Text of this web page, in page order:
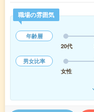
職場の雰囲気
年齢層
20代
男女比率
女性